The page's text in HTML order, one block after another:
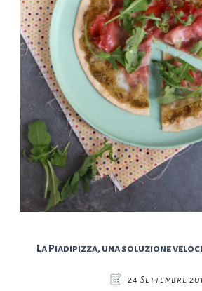
La Piadipizza, una soluzione
24 Settembre